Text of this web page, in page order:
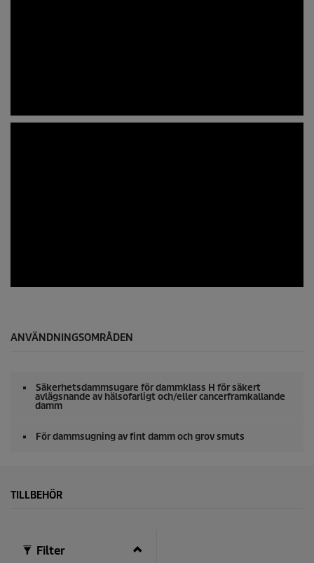
ANVÄNDNINGSOMRÅDEN
Säkerhetsdammsugare för dammklass H för säkert
avlägsnande av hälsofarligt och/eller cancerframkallande
damm
För dammsugning av fint damm och grov smuts
TILLBEHÖR
Filter